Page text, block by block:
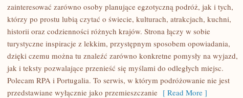
SINGAPUR
zainteresować zarówno osoby planujące egzotyczną podróż, jak i tych,
którzy po prostu lubią czytać o świecie, kulturach, atrakcjach, kuchni,
historii oraz codzienności różnych krajów. Strona łączy w sobie
turystyczne inspiracje z lekkim, przystępnym sposobem opowiadania,
dzięki czemu można tu znaleźć zarówno konkretne pomysły na wyjazd,
jak i teksty pozwalające przenieść się myślami do odległych miejsc.
Polecam RPA i Portugalia. To serwis, w którym podróżowanie nie jest
przedstawiane wyłącznie jako przemieszczanie [ Read More ]